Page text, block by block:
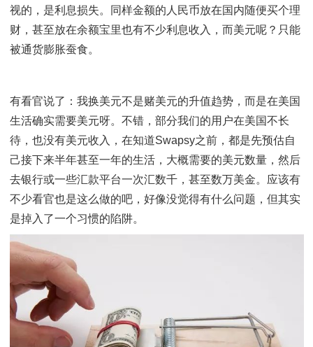
专家煽风点火后，无数人就开始恐慌性地兑换美元，有
了保值的，有说为了对冲汇率风险的，但没有几个是做
入分析的。到2017年美元节节下跌，大部分之前换了
人开始后悔，不仅汇率上亏了，更重要的，也是最容易
视的，是利息损失。同样金额的人民币放在国内随便买
财，甚至放在余额宝里也有不少利息收入，而美元呢？
被通货膨胀蚕食。
有看官说了：我换美元不是赌美元的升值趋势，而是在
生活确实需要美元呀。不错，部分我们的用户在美国不
待，也没有美元收入，在知道Swapsy之前，都是先预